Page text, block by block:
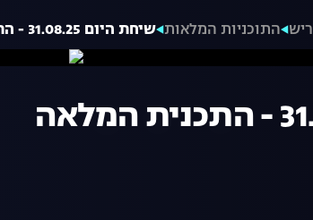
התוכניות המלאות שיחת היום 31.08.25 - התכנית המלאה